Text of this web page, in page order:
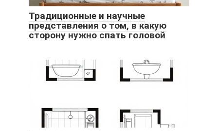
Традиционные и научные
представления о том, в какую
сторону нужно спать головой